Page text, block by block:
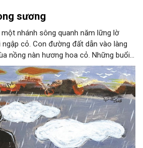
sương
nhánh sông quanh năm lững lờ
cỏ. Con đường đất dẫn vào làng
nồng nàn hương hoa cỏ. Những buổi
dịu xuống phía cuối sông, đám hoa tím
rắc lên một lớp khói.